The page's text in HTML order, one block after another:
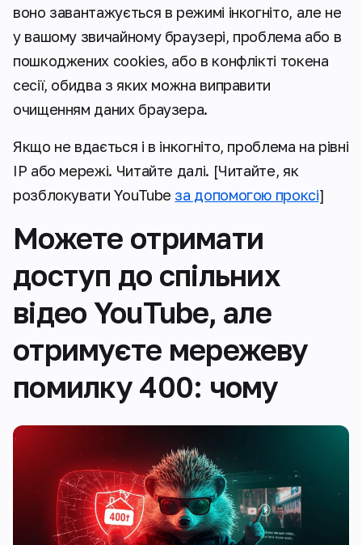
воно завантажується в режимі інкогніто, але не
у вашому звичайному браузері, проблема або в
пошкоджених cookies, або в конфлікті токена
сесії, обидва з яких можна виправити
очищенням даних браузера.
Якщо не вдається і в інкогніто, проблема на рівні
IP або мережі. Читайте далі. [Читайте, як
розблокувати YouTube за допомогою проксі]
Можете отримати
доступ до спільних
відео YouTube, але
отримуєте мережеву
помилку 400: чому